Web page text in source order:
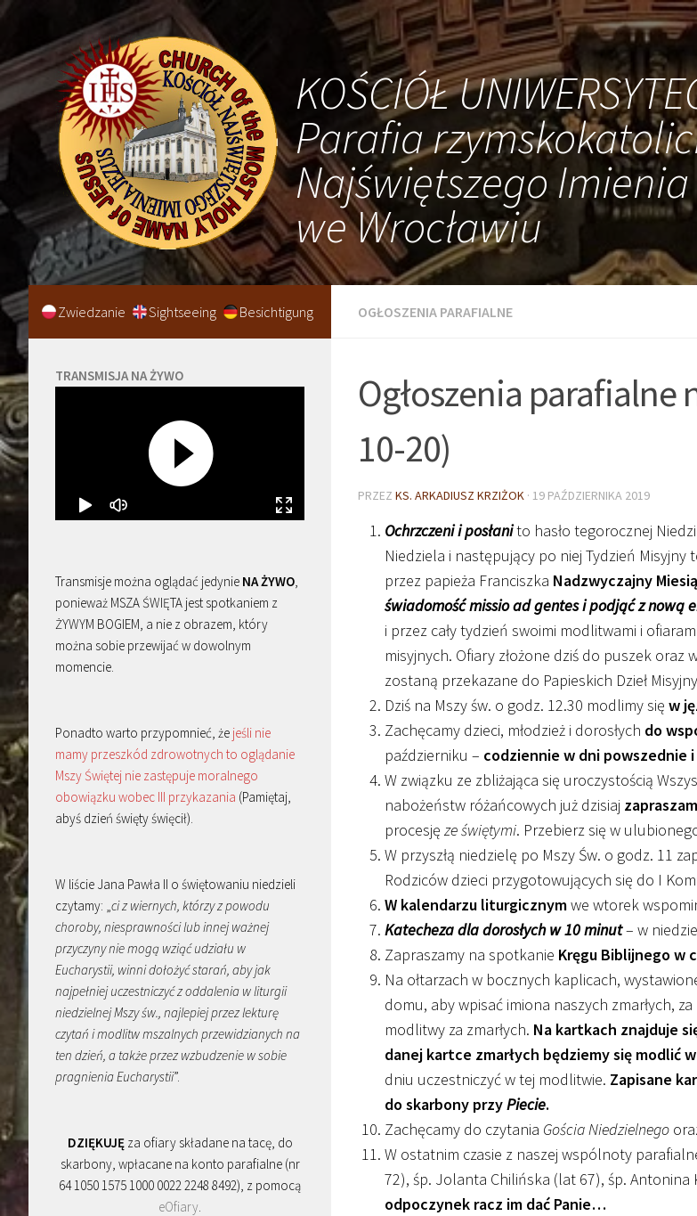
KOŚCIÓŁ
Parafia
Najświętszego Imienia
we Wrocławiu
OGŁOSZENIA PARAFIALNE
Ogłoszenia parafialne
10-20)
PRZEZ KS. ARKADIUSZ KRZIŻOK · 19 PAŹDZIERNIKA 2019
Ochrzczeni i posłanito hasło tegorocznej
Niedziela i następujący po niej Tydzień
przez papieża Franciszka Nadzwyczajny
świadomość missio ad gentes i podjąć z nową
i przez cały tydzień swoimi modlitwami i
misyjnych. Ofiary złożone dziś do puszek
zostaną przekazane do Papieskich Dzieł
Dziś na Mszy św. o godz. 12.30 modlimy się w
Zachęcamy dzieci, młodzież i dorosłych do
październiku – codziennie w dni powszednie
W związku ze zbliżająca się uroczystością
nabożeństw różańcowych już dzisiaj
procesję ze świętymi. Przebierz się w
W przyszłą niedzielę po Mszy Św. o godz. 11
Rodziców dzieci przygotowujących się do I
W kalendarzu liturgicznymwe wtorek
Katecheza dla dorosłych w 10 minut– w
Zapraszamy na spotkanie Kręgu Biblijnego w
Na ołtarzach w bocznych kaplicach,
domu, aby wpisać imiona naszych zmarłych,
modlitwy za zmarłych. Na kartkach znajduje
danej kartce zmarłych będziemy się modlić
dniu uczestniczyć w tej modlitwie. Zapisane
do skarbony przyPiecie.
Zachęcamy do czytania Gościa Niedzielnego
W ostatnim czasie z naszej wspólnoty
72), śp. Jolanta Chilińska (lat 67), śp.
odpoczynek racz im dać Panie…
Zwiedzanie Sightseeing Besichtigung
TRANSMISJA NA ŻYWO
Transmisje można oglądać jedynie NA ŻYWO,
ponieważ MSZA ŚWIĘTA jest spotkaniem z
ŻYWYM BOGIEM, a nie z obrazem, który
można sobie przewijać w dowolnym
momencie.
Ponadto warto przypomnieć, że jeśli nie
mamy przeszkód zdrowotnych to oglądanie
Mszy Świętej nie zastępuje moralnego
obowiązku wobec III przykazania (Pamiętaj,
abyś dzień święty święcił).
W liście Jana Pawła II o świętowaniu niedzieli
czytamy: „ci z wiernych, którzy z powodu
choroby, niesprawności lub innej ważnej
przyczyny nie mogą wziąć udziału w
Eucharystii, winni dołożyć starań, aby jak
najpełniej uczestniczyć z oddalenia w liturgii
niedzielnej Mszy św., najlepiej przez lekturę
czytań i modlitw mszalnych przewidzianych na
ten dzień, a także przez wzbudzenie w sobie
pragnienia Eucharystii”.
DZIĘKUJĘza ofiary składane na tacę, do
skarbony, wpłacane na konto parafialne (nr
64 1050 1575 1000 0022 2248 8492), z pomocą
eOfiary.